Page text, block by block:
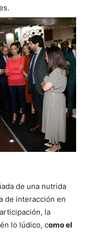
de una nutrida
de interacción en
la
lo lúdico, como el